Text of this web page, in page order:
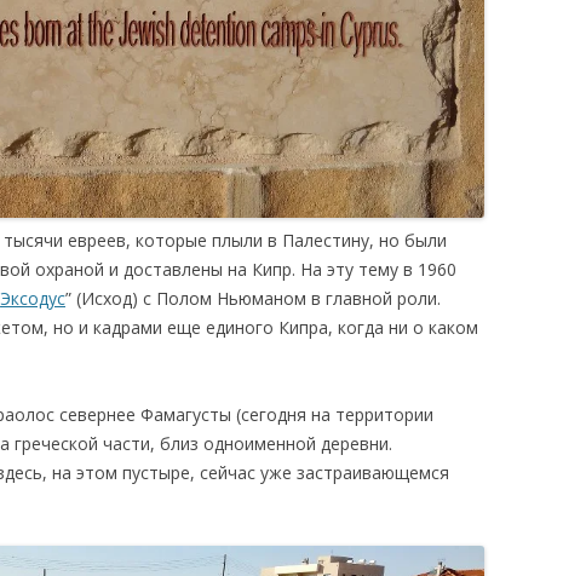
евреев, которые плыли в Палестину, но были
охраной и доставлены на Кипр. На эту тему в 1960
Эксодус” (Исход) с Полом Ньюманом в главной роли.
но и кадрами еще единого Кипра, когда ни о каком
севернее Фамагусты (сегодня на территории
греческой части, близ одноименной деревни.
на этом пустыре, сейчас уже застраивающемся